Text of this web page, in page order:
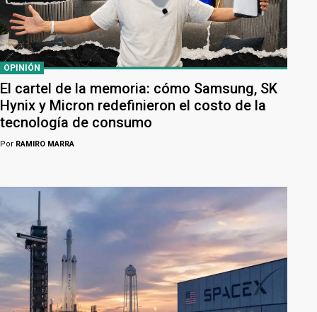
OPINIÓN
El cartel de la memoria: cómo Samsung, SK
Hynix y Micron redefinieron el costo de la
tecnología de consumo
Por RAMIRO MARRA